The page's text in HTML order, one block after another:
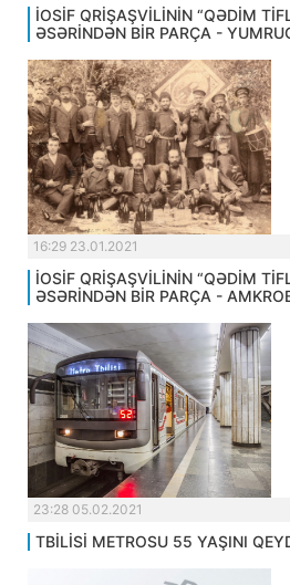
İOSİF QRİŞAŞVİLİNİN “QƏDİM
ƏSƏRİNDƏN BİR PARÇA -
16:29 23.01.2021
İOSİF QRİŞAŞVİLİNİN “QƏDİM
ƏSƏRİNDƏN BİR PARÇA -
23:28 05.02.2021
TBİLİSİ METROSU 55 YAŞINI